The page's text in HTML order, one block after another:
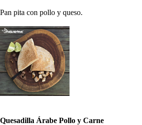
Pan pita con pollo y queso.
Quesadilla Árabe Pollo y Carne